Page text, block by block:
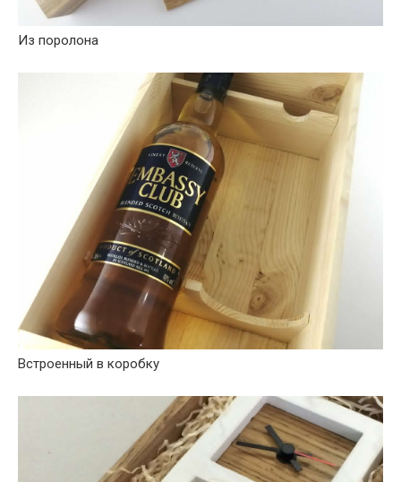
Из поролона
Встроенный в коробку